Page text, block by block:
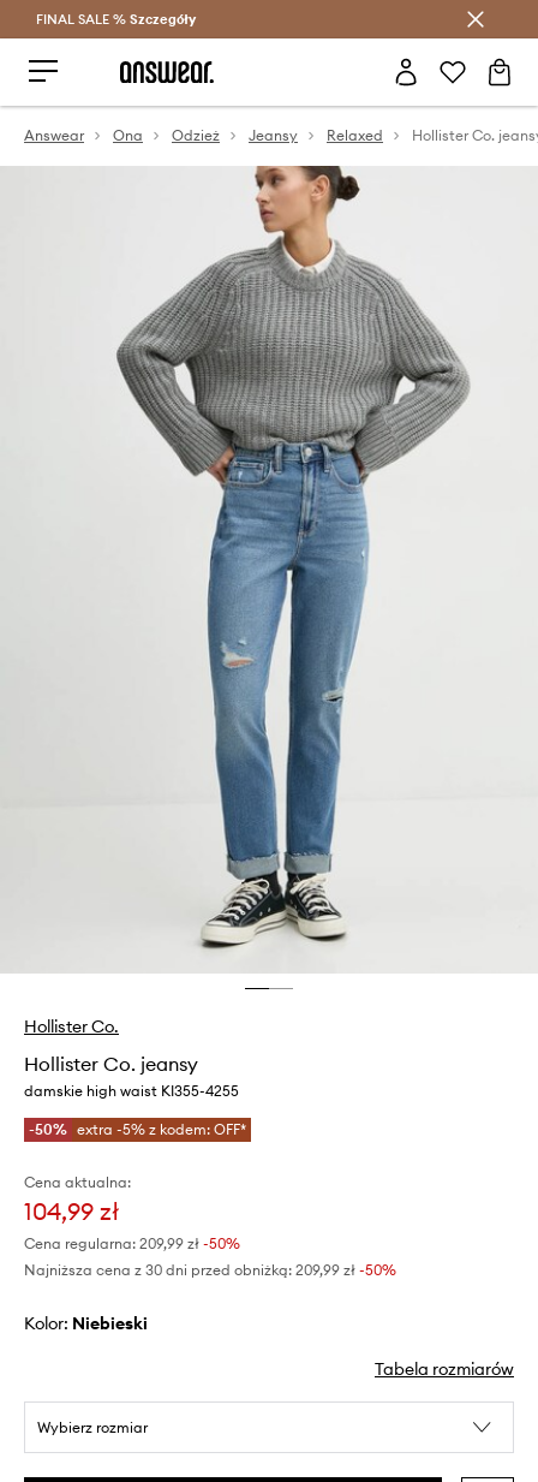
Oszczędzaj z Answear Club >
FINAL SALE % Szczegóły
Answear Ona Odzież Jeansy Relaxed Hollister Co.
Hollister Co.
Hollister Co. jeansy
damskie high waist KI355-4255
-50% extra -5% z kodem: OFF*
Cena aktualna:
104,99 zł
Cena regularna: 209,99 zł -50%
Najniższa cena z 30 dni przed obniżką: 209,99 zł -50%
Kolor: niebieski
Tabela rozmiarów
Wybierz rozmiar